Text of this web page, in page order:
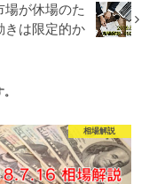
場が休場のた
きは限定的か
相場解説